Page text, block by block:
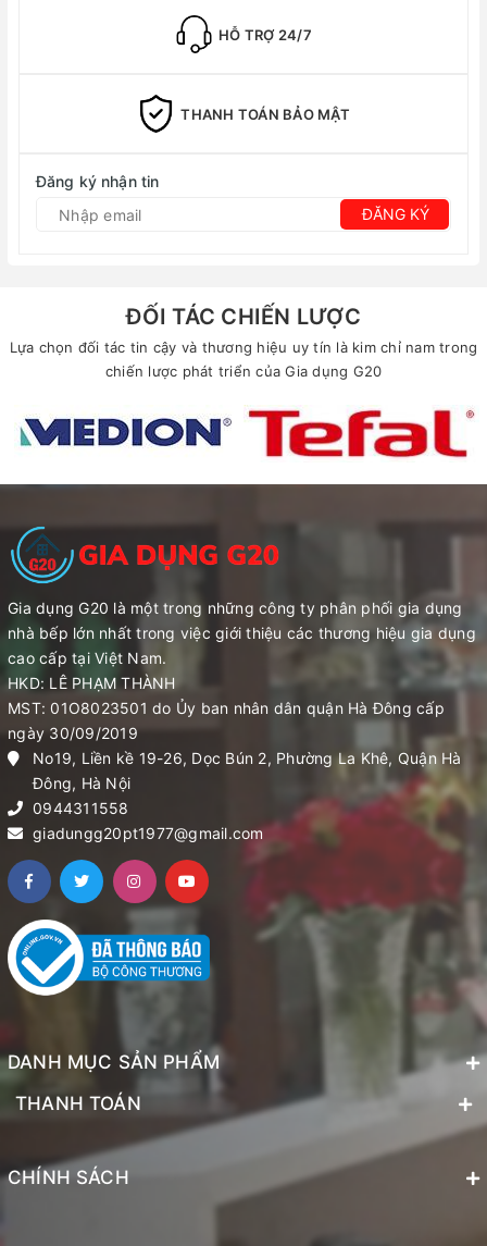
HỖ TRỢ 24/7
THANH TOÁN BẢO MẬT
Đăng ký nhận tin
ĐĂNG KÝ
ĐỐI TÁC CHIẾN LƯỢC
Lựa chọn đối tác tin cậy và thương hiệu uy tín là kim chỉ nam trong
chiến lược phát triển của Gia dụng G20
Gia dụng G20 là một trong những công ty phân phối gia dụng
nhà bếp lớn nhất trong việc giới thiệu các thương hiệu gia dụng
cao cấp tại Việt Nam.
HKD: LÊ PHẠM THÀNH
MST: 01O8023501 do Ủy ban nhân dân quận Hà Đông cấp
ngày 30/09/2019
No19, Liền kề 19-26, Dọc Bún 2, Phường La Khê, Quận Hà
Đông, Hà Nội
0944311558
giadungg20pt1977@gmail.com
DANH MỤC SẢN PHẨM
THANH TOÁN
CHÍNH SÁCH